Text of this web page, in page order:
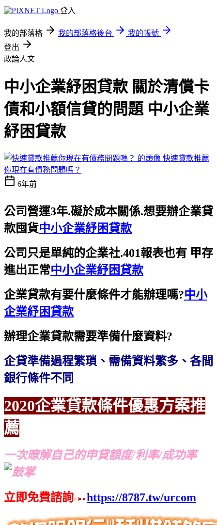
登入
我的部落格 我的部落格後台
我的帳號
登出
政論人文
中小企業紓困貸款 關於清償卡
債和小額信貸的問題 中小企業
紓困貸款
快速貸款推薦
你現在有債務問題嗎？
6年前
公司營運3年.礙於成本關係.想要辦企業貸
款囤貨中小企業紓困貸款
公司只是單純的企業社.401報表也有 甲存
進出正常中小企業紓困貸款
企業貸款有要什麼條件才能辦理嗎?中小
企業紓困貸款
辦理企業貸款需要準備什麼資料?
企貸準備過程繁瑣、需備資料繁多、各間
銀行條件不同
2020企業貸款條件優惠方案推
薦
一次暸解自己的申貸額度/利率/成功率
立即免費諮詢 https://8787.tw/urcom